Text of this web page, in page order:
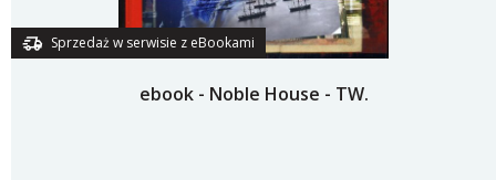
Sprzedaż w serwisie z eBookami
ebook - Noble House - TW.